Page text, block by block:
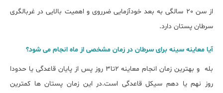
از سن 20 سالگی به بعد خودآزمایی ضرروی و اهمیت بالایی در غربالگری
سرطان پستان دارد.
آیا معاینه سینه برای سرطان در زمان مشخصی از ماه انجام می شود؟
بله و بهترین زمان انجام معاینه 2تا3 روز پس از پایان قاعدگی یا حدودا
روز نهم یا دهم سیکل قاعدگی است.در این زمان پستان ها کمترین